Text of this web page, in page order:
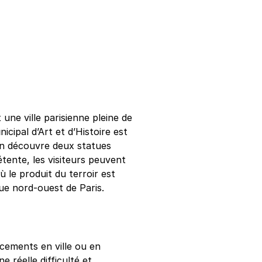
ville parisienne pleine de
d’Art et d’Histoire est
découvre deux statues
les visiteurs peuvent
le produit du terroir est
nord-ouest de Paris.
en ville ou en